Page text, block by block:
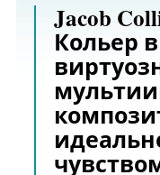
Jacob
Кольер